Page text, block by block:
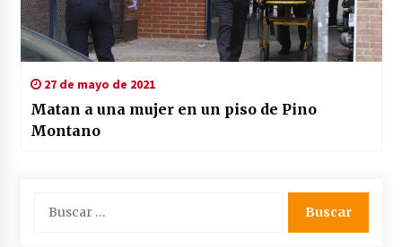
27 de mayo de 2021
Matan a una mujer en un piso de Pino
Montano